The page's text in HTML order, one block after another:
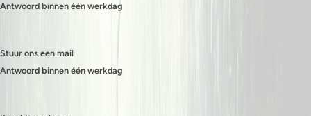
Antwoord binnen één werkdag
Stuur ons een mail
Antwoord binnen één werkdag